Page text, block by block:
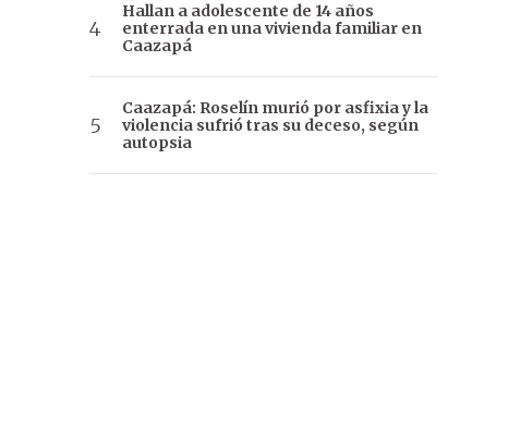
Hallan a adolescente de 14 años
enterrada en una vivienda familiar en
Caazapá
Caazapá: Roselín murió por asfixia y la
violencia sufrió tras su deceso, según
autopsia